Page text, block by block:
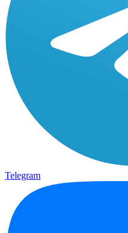
Telegram